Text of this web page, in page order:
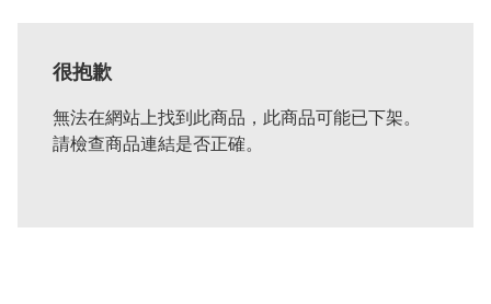
很抱歉
無法在網站上找到此商品，此商品可能已下架。
請檢查商品連結是否正確。